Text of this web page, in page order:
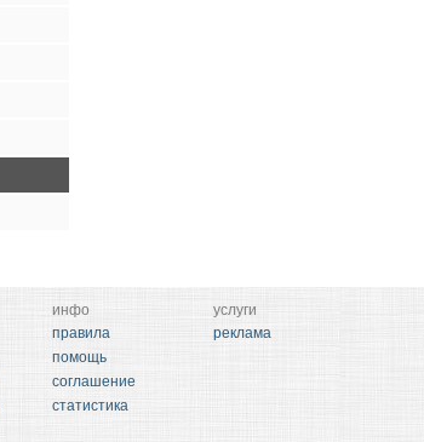
инфо
правила
помощь
соглашение
статистика
услуги
реклама